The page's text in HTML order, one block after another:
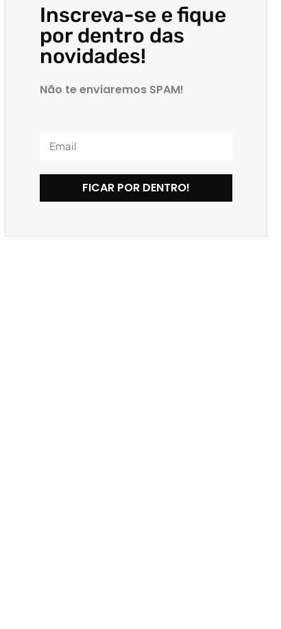
Inscreva-se e fique
por dentro das
novidades!
Não te enviaremos SPAM!
FICAR POR DENTRO!